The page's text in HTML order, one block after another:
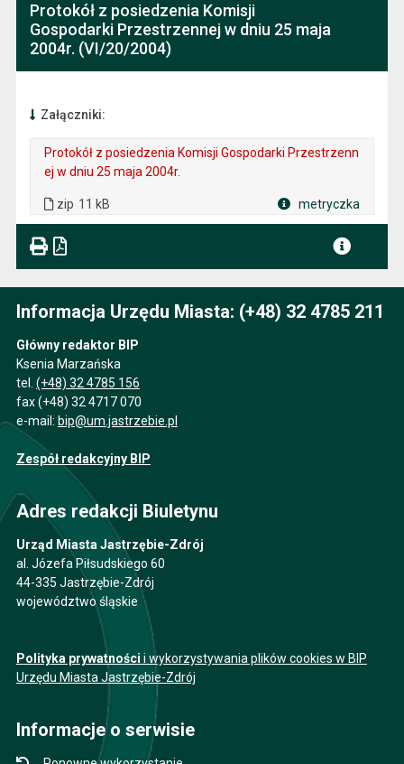
Protokół z posiedzenia Komisji
Gospodarki Przestrzennej w dniu 25 maja
2004r. (VI/20/2004)
Załączniki:
Protokół z posiedzenia Komisji Gospodarki Przestrzenn
ej w dniu 25 maja 2004r.
zip 11 kB metryczka
Informacja Urzędu Miasta: (+48) 32 4785 211
Główny redaktor BIP
Ksenia Marzańska
tel. (+48) 32 4785 156
fax (+48) 32 4717 070
e-mail: bip@um.jastrzebie.pl
Zespół redakcyjny BIP
Adres redakcji Biuletynu
Urząd Miasta Jastrzębie-Zdrój
al. Józefa Piłsudskiego 60
44-335 Jastrzębie-Zdrój
województwo śląskie
Polityka prywatności i wykorzystywania plików cookies w BIP
Urzędu Miasta Jastrzębie-Zdrój
Informacje o serwisie